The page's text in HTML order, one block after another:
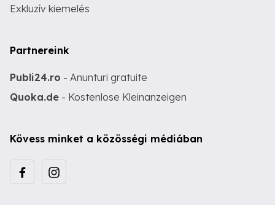
Exkluzív kiemelés
Partnereink
Publi24.ro - Anunturi gratuite
Quoka.de - Kostenlose Kleinanzeigen
Kövess minket a közösségi médiában